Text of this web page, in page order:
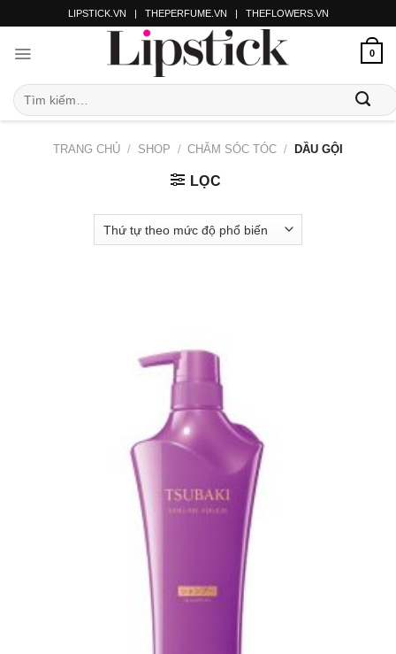
LIPSTICK.VN | THEPERFUME.VN | THEFLOWERS.VN
0
TRANG CHỦ / SHOP / CHĂM SÓC TÓC / DẦU GỘI
LỌC